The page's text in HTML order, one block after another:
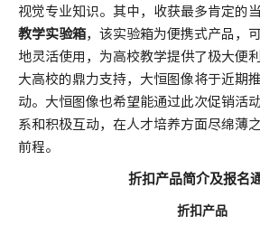
视觉专业知识。其中，收获最多肯定的
教学实验箱，该实验箱为便携式产品，
地灵活使用，为高校教学提供了极大便
大高校的鼎力支持，大恒图像将于近期
动。大恒图像也希望能通过此次促销活
系和积极互动，在人才培养方面尽绵薄
前程。
折扣产品简介及报名
折扣产品